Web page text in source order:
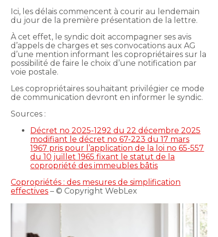
Ici, les délais commencent à courir au lendemain
du jour de la première présentation de la lettre.
À cet effet, le syndic doit accompagner ses avis
d’appels de charges et ses convocations aux AG
d’une mention informant les copropriétaires sur la
possibilité de faire le choix d’une notification par
voie postale.
Les copropriétaires souhaitant privilégier ce mode
de communication devront en informer le syndic.
Sources :
Décret no 2025-1292 du 22 décembre 2025
modifiant le décret no 67-223 du 17 mars
1967 pris pour l’application de la loi no 65-557
du 10 juillet 1965 fixant le statut de la
copropriété des immeubles bâtis
Copropriétés : des mesures de simplification
effectives – © Copyright WebLex